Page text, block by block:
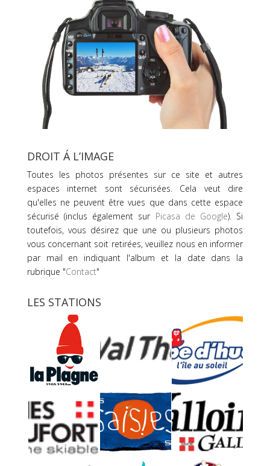
DROIT Á L’IMAGE
Toutes les photos présentes sur ce site et autres
espaces internet sont sécurisées. Cela veut dire
qu'elles ne peuvent être vues que dans cette espace
sécurisé (inclus également sur Picasa de Google). Si
toutefois, vous désirez que une ou plusieurs photos
vous concernant soit retirées, veuillez nous en informer
par mail en indiquant l'album et la date dans la
rubrique "Contact"
LES STATIONS